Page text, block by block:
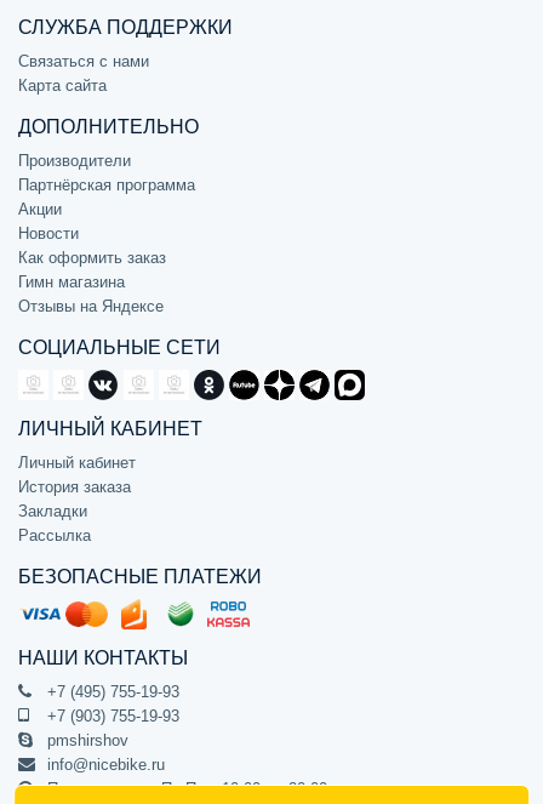
СЛУЖБА ПОДДЕРЖКИ
Связаться с нами
Карта сайта
ДОПОЛНИТЕЛЬНО
Производители
Партнёрская программа
Акции
Новости
Как оформить заказ
Гимн магазина
Отзывы на Яндексе
СОЦИАЛЬНЫЕ СЕТИ
ЛИЧНЫЙ КАБИНЕТ
Личный кабинет
История заказа
Закладки
Рассылка
БЕЗОПАСНЫЕ ПЛАТЕЖИ
НАШИ КОНТАКТЫ
+7 (495) 755-19-93
+7 (903) 755-19-93
pmshirshov
info@nicebike.ru
Прием звонков Пн-Пт с 10:00 до 20:00